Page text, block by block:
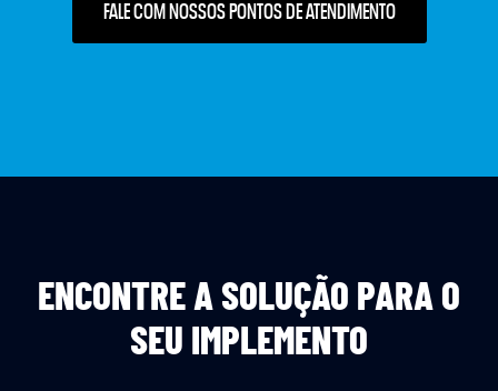
FALE COM NOSSOS PONTOS DE ATENDIMENTO
ENCONTRE A SOLUÇÃO PARA O
SEU IMPLEMENTO